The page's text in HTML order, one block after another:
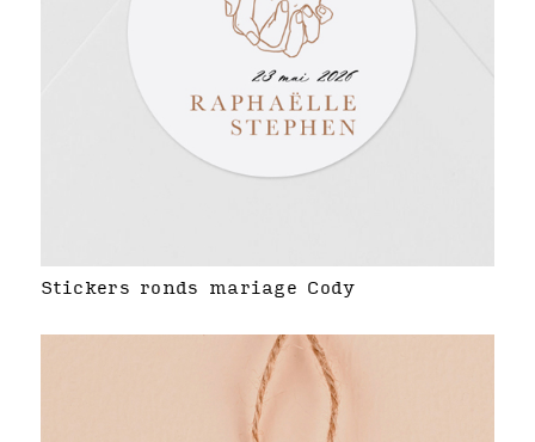
Stickers ronds mariage Cody